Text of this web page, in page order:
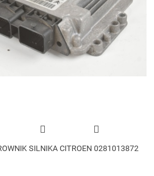
SILNIKA CITROEN 0281013872